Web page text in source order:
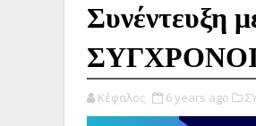
Συνέντευξη
Κέφαλος 6 years ago